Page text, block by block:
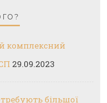
комплексний
29.09.2023
більшої